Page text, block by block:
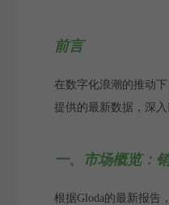
前言
在数字化浪潮的推动
提供的最新数据，深
一、市场概览：
根据Gloda的最新报告